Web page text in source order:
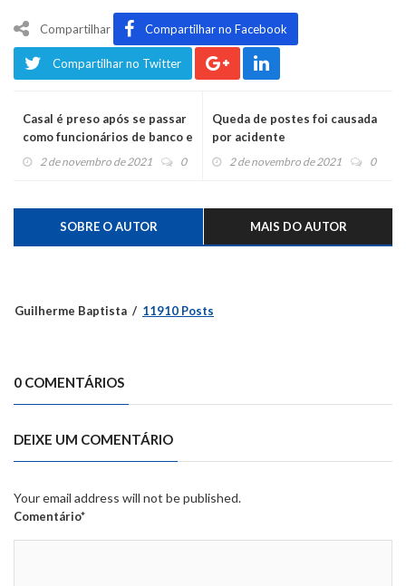
Compartilhar Compartilhar no Facebook
Compartilhar no Twitter
Casal é preso após se passar
como funcionários de banco e
aplicar golpes no Caí e na
2 de novembro de 2021 0
Queda de postes foi causada
por acidente
2 de novembro de 2021 0
SOBRE O AUTOR MAIS DO AUTOR
Guilherme Baptista 11910 Posts
0 COMENTÁRIOS
DEIXE UM COMENTÁRIO
Your email address will not be published.
Comentário*